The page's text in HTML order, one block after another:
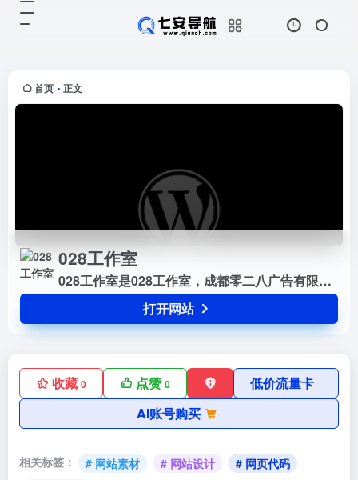
首页 • 正文
028工作室
028工作室是028工作室，成都零二八广告有限公司旗下品牌，知名的成都企业网站建设工...
打开网站
收藏 0 点赞0
低价流量卡
AI账号购买
相关标签： # 网站素材 # 网站设计
# 网页代码
都企业网站建设工...